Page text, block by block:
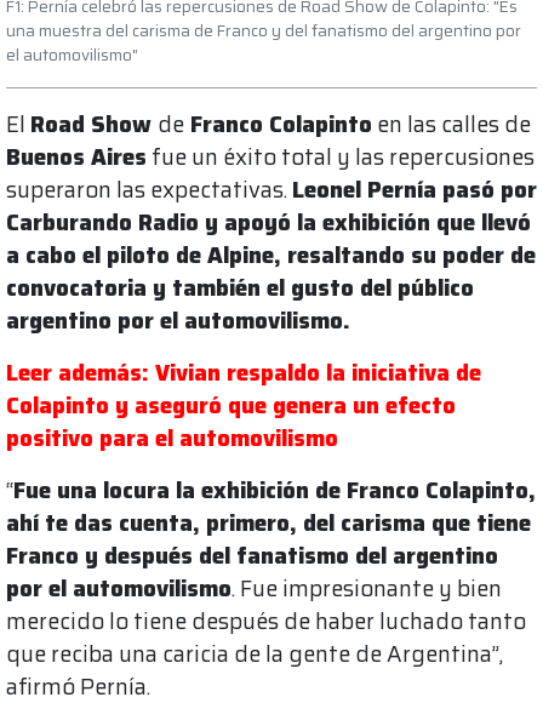
F1: Pernía celebró las repercusiones de Road Show de Colapinto: "Es
una muestra del carisma de Franco y del fanatismo del argentino por
el automovilismo"
El Road Show de Franco Colapinto en las calles de
Buenos Aires fue un éxito total y las repercusiones
superaron las expectativas.Leonel Pernía pasó por
Carburando Radio y apoyó la exhibición que llevó
a cabo el piloto de Alpine, resaltando su poder de
convocatoria y también el gusto del público
argentino por el automovilismo.
Leer además: Vivian respaldo la iniciativa de
Colapinto y aseguró que genera un efecto
positivo para el automovilismo
“Fue una locura la exhibición de Franco Colapinto,
ahí te das cuenta, primero, del carisma que tiene
Franco y después del fanatismo del argentino
por el automovilismo. Fue impresionante y bien
merecido lo tiene después de haber luchado tanto
que reciba una caricia de la gente de Argentina”,
afirmó Pernía.